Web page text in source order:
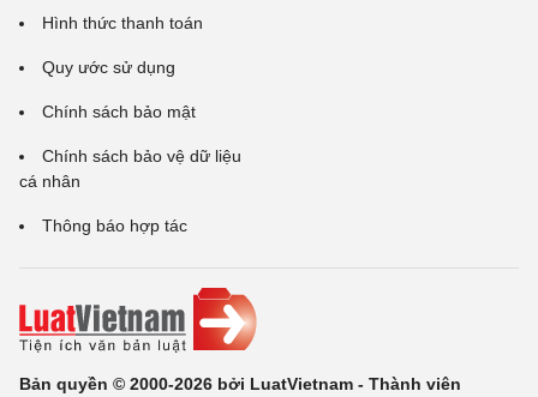
Hình thức thanh toán
Quy ước sử dụng
Chính sách bảo mật
Chính sách bảo vệ dữ liệu
cá nhân
Thông báo hợp tác
Bản quyền © 2000-2026 bởi LuatVietnam - Thành viên